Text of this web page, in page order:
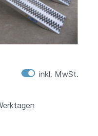
inkl. MwSt.